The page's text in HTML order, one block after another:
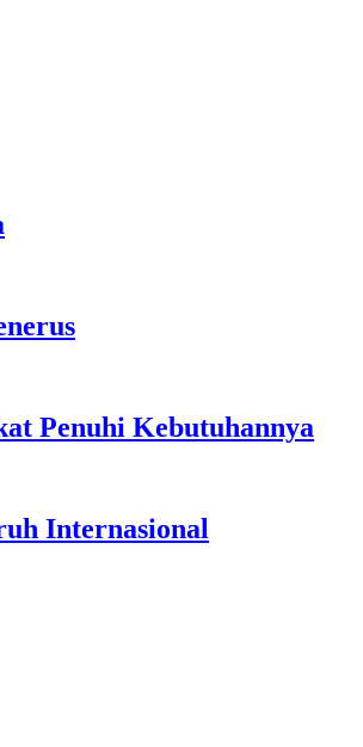
Penuhi Kebutuhannya
Internasional